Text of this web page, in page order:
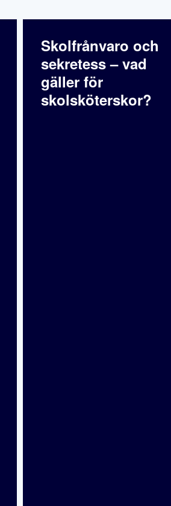
Skolfrånvaro och
sekretess – vad
gäller för
skolsköterskor?